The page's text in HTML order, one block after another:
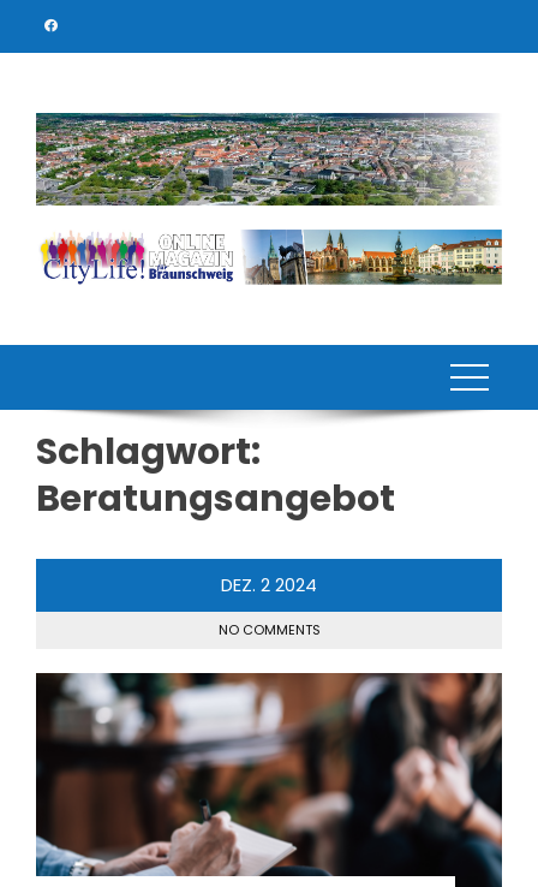
Schlagwort:
Beratungsangebot
DEZ. 22024
NO COMMENTS